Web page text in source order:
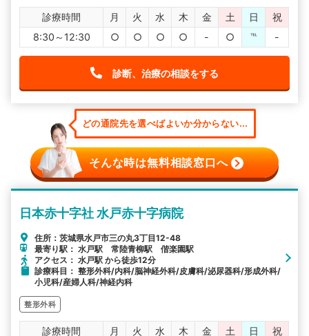
診療時間 月 火 水 木 金 土 日
祝
8:30～12:30
○ ○ ○ ○ - ○ ℡ -
診断、治療の相談をする
どの通院先を選べばよいか分からない...
そんな時は無料相談窓口へ
日本赤十字社 水戸赤十字病院
住所：茨城県水戸市三の丸3丁目12-48
最寄り駅： 水戸駅 常陸青柳駅 偕楽園駅
アクセス： 水戸駅 から徒歩12分
診療科目： 整形外科/内科/脳神経外科/皮膚科/泌尿器科/形成外科/
小児科/産婦人科/神経内科
整形外科
診療時間 月 火 水 木 金 土 日
祝